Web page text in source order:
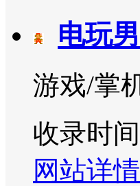
电玩男
游戏/掌
收录时
网站详情